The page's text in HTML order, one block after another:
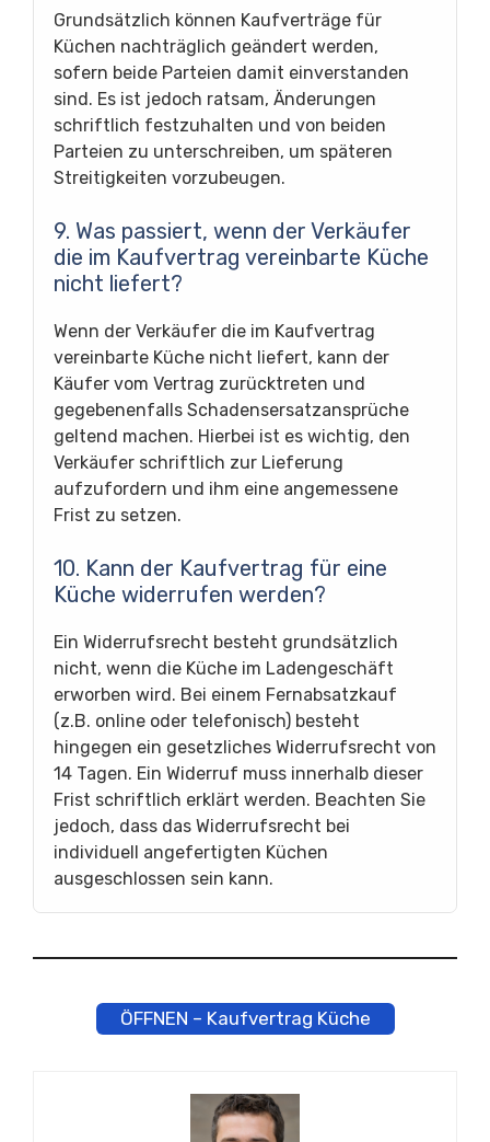
Grundsätzlich können Kaufverträge für
Küchen nachträglich geändert werden,
sofern beide Parteien damit einverstanden
sind. Es ist jedoch ratsam, Änderungen
schriftlich festzuhalten und von beiden
Parteien zu unterschreiben, um späteren
Streitigkeiten vorzubeugen.
9. Was passiert, wenn der Verkäufer
die im Kaufvertrag vereinbarte Küche
nicht liefert?
Wenn der Verkäufer die im Kaufvertrag
vereinbarte Küche nicht liefert, kann der
Käufer vom Vertrag zurücktreten und
gegebenenfalls Schadensersatzansprüche
geltend machen. Hierbei ist es wichtig, den
Verkäufer schriftlich zur Lieferung
aufzufordern und ihm eine angemessene
Frist zu setzen.
10. Kann der Kaufvertrag für eine
Küche widerrufen werden?
Ein Widerrufsrecht besteht grundsätzlich
nicht, wenn die Küche im Ladengeschäft
erworben wird. Bei einem Fernabsatzkauf
(z.B. online oder telefonisch) besteht
hingegen ein gesetzliches Widerrufsrecht von
14 Tagen. Ein Widerruf muss innerhalb dieser
Frist schriftlich erklärt werden. Beachten Sie
jedoch, dass das Widerrufsrecht bei
individuell angefertigten Küchen
ausgeschlossen sein kann.
ÖFFNEN – Kaufvertrag Küche